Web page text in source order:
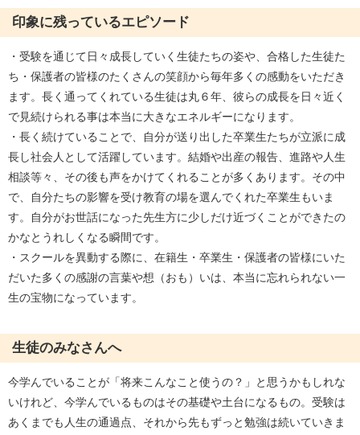
印象に残っているエピソード
・受験を通じて日々成長していく生徒たちの姿や、合格した生徒た
ち・保護者の皆様のたくさんの笑顔から毎年多くの感動をいただき
ます。長く通ってくれている生徒は丸６年、彼らの成長を日々近く
で見続けられる事は本当に大きなエネルギーになります。
・長く続けていることで、自分が送り出した卒業生たちが立派に成
長し社会人として活躍しています。結婚や出産の報告、進路や人生
相談等々、その後も声をかけてくれることが多くあります。その中
で、自分たちの影響を受け教育の場を選んでくれた卒業生もいま
す。自分がお世話になった先生方に少しだけ近づくことができたの
かなとうれしくなる瞬間です。
・スクールを異動する際に、在籍生・卒業生・保護者の皆様にいた
だいた多くの感謝の言葉や想（おも）いは、本当に忘れられない一
生の宝物になっています。
生徒のみなさんへ
今学んでいることが「将来こんなこと使うの？」と思うかもしれな
いけれど、今学んでいるものはその基礎や土台になるもの。受験は
あくまでも人生の通過点、それから先もずっと勉強は続いていきま